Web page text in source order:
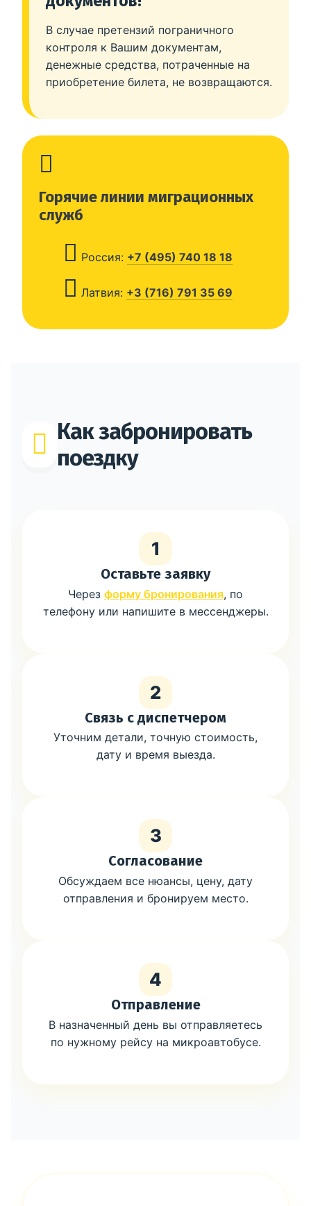
В случае претензий пограничного
контроля к Вашим документам,
денежные средства, потраченные на
приобретение билета, не возвращаются.
Горячие линии миграционных
служб
Россия: +7 (495) 740 18 18
Латвия: +3 (716) 791 35 69
Как забронировать
поездку
1
Оставьте заявку
Через форму бронирования, по
телефону или напишите в мессенджеры.
2
Связь с диспетчером
Уточним детали, точную стоимость,
дату и время выезда.
3
Согласование
Обсуждаем все нюансы, цену, дату
отправления и бронируем место.
4
Отправление
В назначенный день вы отправляетесь
по нужному рейсу на микроавтобусе.